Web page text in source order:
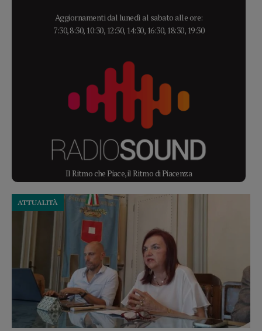
Aggiornamenti dal lunedì al sabato alle ore:
7:30, 8:30, 10:30, 12:30, 14:30, 16:30, 18:30, 19:30
Il Ritmo che Piace, il Ritmo di Piacenza
ATTUALITÀ